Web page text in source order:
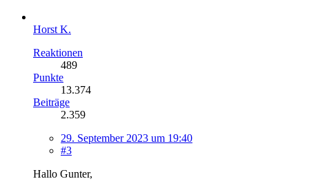
Horst K.
Reaktionen
489
Punkte
13.374
Beiträge
2.359
29. September 2023 um 19:40
#3
Hallo Gunter,